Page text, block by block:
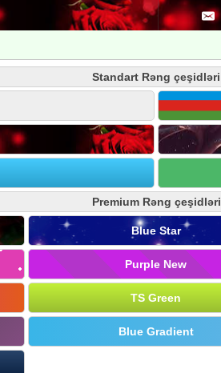
Standart Rəng çeşidləri
Premium Rəng çeşidləri
Blue Star
Purple New
TS Green
Blue Gradient